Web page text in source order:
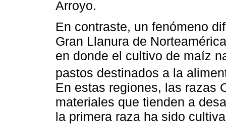
Arroyo.
En contraste, un fenómeno
Gran Llanura de
en donde el cultivo de maíz
pastos destinados a la
En estas regiones, las razas
materiales que tienden a
la primera raza ha sido